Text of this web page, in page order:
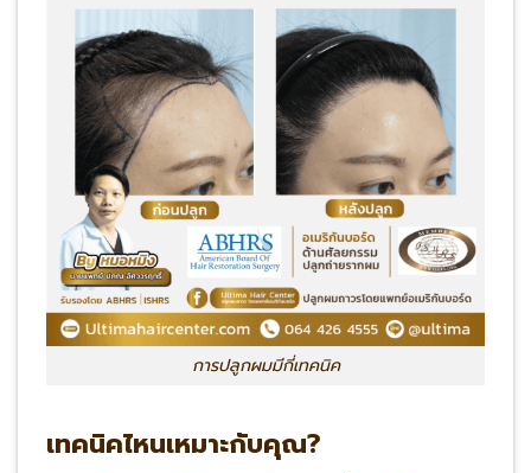
การปลูกผมมีกี่เทคนิค
เทคนิคไหนเหมาะกับคุณ?